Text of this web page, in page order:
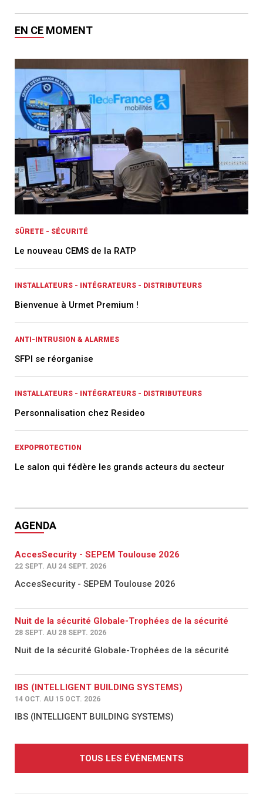
EN CE MOMENT
SÛRETE - SÉCURITÉ
Le nouveau CEMS de la RATP
INSTALLATEURS - INTÉGRATEURS - DISTRIBUTEURS
Bienvenue à Urmet Premium !
ANTI-INTRUSION & ALARMES
SFPI se réorganise
INSTALLATEURS - INTÉGRATEURS - DISTRIBUTEURS
Personnalisation chez Resideo
EXPOPROTECTION
Le salon qui fédère les grands acteurs du secteur
AGENDA
AccesSecurity - SEPEM Toulouse 2026
22 SEPT. AU 24 SEPT. 2026
AccesSecurity - SEPEM Toulouse 2026
Nuit de la sécurité Globale-Trophées de la sécurité
28 SEPT. AU 28 SEPT. 2026
Nuit de la sécurité Globale-Trophées de la sécurité
IBS (INTELLIGENT BUILDING SYSTEMS)
14 OCT. AU 15 OCT. 2026
IBS (INTELLIGENT BUILDING SYSTEMS)
TOUS LES ÉVÈNEMENTS